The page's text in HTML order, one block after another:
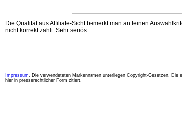
Die Qualität aus Affiliate-Sicht bemerkt man an feinen
nicht korrekt zahlt. Sehr seriös.
Impressum, Die verwendeteten Markennamen unterliegen Copyright-Gesetzen.
hier in presserechtlicher Form zitiert.